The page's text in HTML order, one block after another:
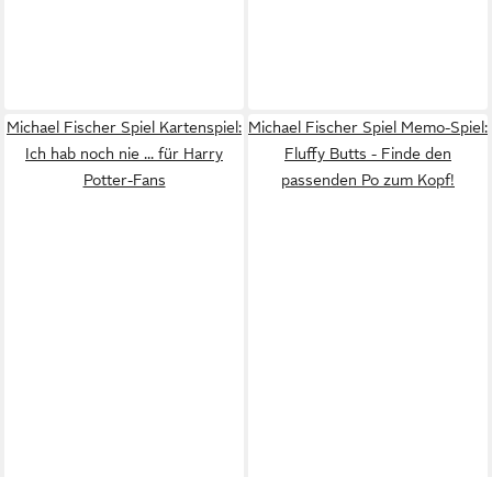
Michael Fischer Spiel Kartenspiel:
Ich hab noch nie ... für Harry
Potter-Fans
Michael Fischer Spiel Memo-Spiel:
Fluffy Butts - Finde den
passenden Po zum Kopf!